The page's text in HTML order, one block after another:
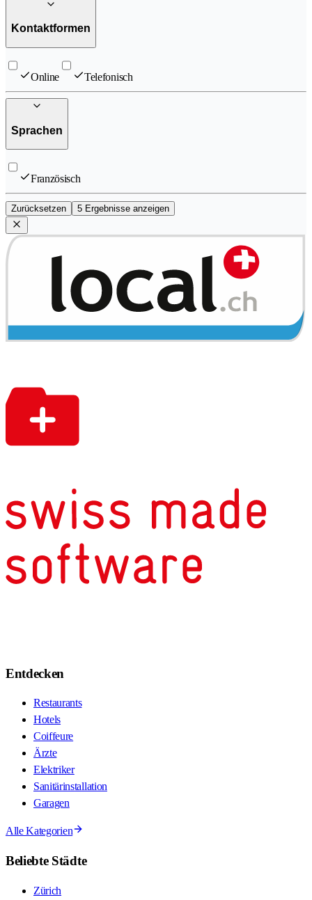
Kontaktformen
Online Telefonisch
Sprachen
Französisch
Zurücksetzen 5 Ergebnisse anzeigen
Entdecken
Restaurants
Hotels
Coiffeure
Ärzte
Elektriker
Sanitärinstallation
Garagen
Alle Kategorien
Beliebte Städte
Zürich